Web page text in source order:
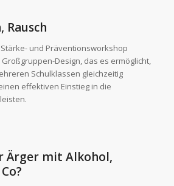
Rausch
und Präventionsworkshop
Design, das es ermöglicht,
Schulklassen gleichzeitig
effektiven Einstieg in die
Ärger mit Alkohol,